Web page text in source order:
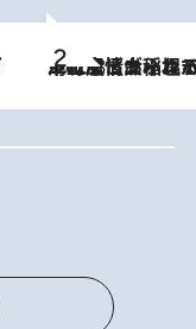
2026.8.5
下町風情あふれる台北屈指の人気エリア・大稲埕でセンスのいい台湾土産《ヴ